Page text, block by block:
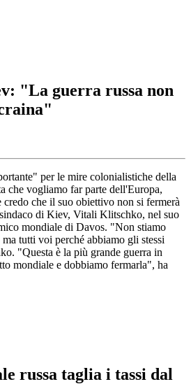
"La guerra russa non
per le mire colonialistiche della
che vogliamo far parte dell'Europa,
che il suo obiettivo non si fermerà
di Kiev, Vitali Klitschko, nel suo
mondiale di Davos. "Non stiamo
tutti voi perché abbiamo gli stessi
"Questa è la più grande guerra in
mondiale e dobbiamo fermarla", ha
russa taglia i tassi dal